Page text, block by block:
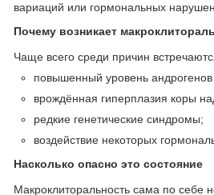
вариаций или гормональных
Почему возникает
Чаще всего среди причин
повышенный уровень
врождённая гиперплазия коры
редкие генетические синдромы;
воздействие некоторых
Насколько опасно это состояние
Макроклиторальность сама по себе